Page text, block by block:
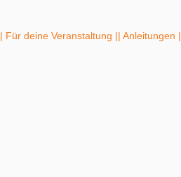
| Für deine Veranstaltung || Anleitungen |